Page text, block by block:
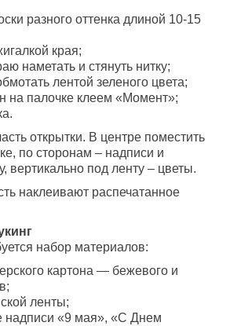
разного оттенка длиной 10-15
края;
наметать и стянуть нитку;
лентой зеленого цвета;
на палочке клеем «Момент»;
открытки. В центре поместить
по сторонам – надписи и
вертикально под ленту – цветы.
наклеивают распечатанное
набор материалов:
картона — бежевого и
ленты;
надписи «9 мая», «С Днем